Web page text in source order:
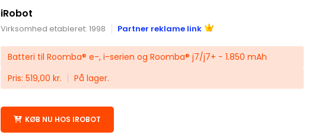
iRobot
Virksomhed etableret: 1998 Partner reklame link
Batteri til Roomba® e-, i-serien og Roomba® j7/j7+ − 1.850 mAh
Pris: 519,00 kr.
På lager.
KØB NU HOS IROBOT